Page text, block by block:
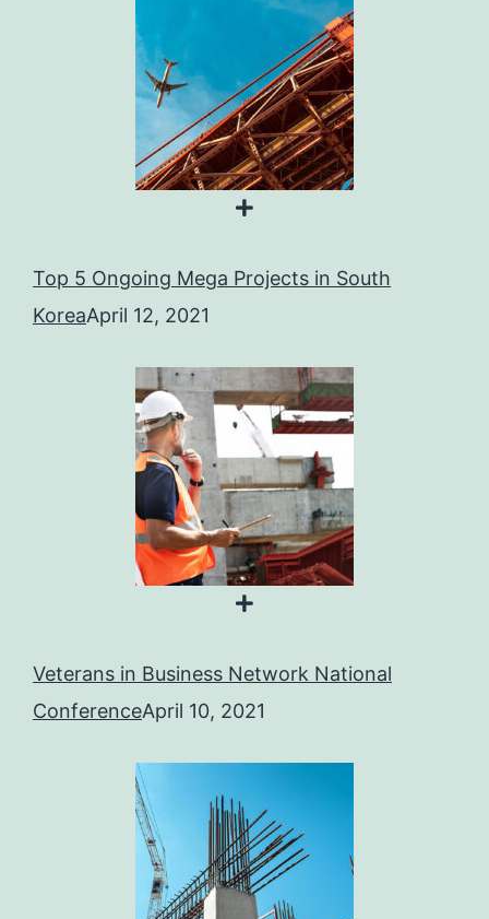
Top 5 Ongoing Mega Projects in South
KoreaApril 12, 2021
Veterans in Business Network National
ConferenceApril 10, 2021